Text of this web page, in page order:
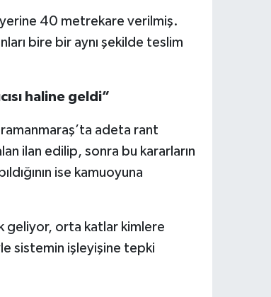
40 metrekare verilmiş.
bire bir aynı şekilde teslim
haline geldi”
adeta rant
ilan edilip, sonra bu kararların
ise kamuoyuna
geliyor, orta katlar kimlere
sistemin işleyişine tepki